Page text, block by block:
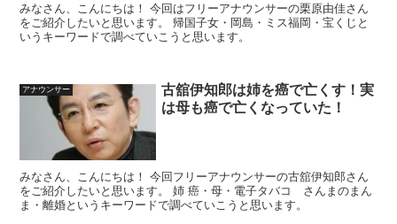
みなさん、こんにちは！ 今回はフリーアナウンサーの栗原由佳さん
をご紹介したいと思います。 帰国子女・岡島・ミス福岡・宝くじと
いうキーワードで調べていこうと思います。
アナウンサー
古舘伊知郎は姉を癌で亡くす！実
は母も癌で亡くなっていた！
みなさん、こんにちは！ 今回フリーアナウンサーの古舘伊知郎さん
をご紹介したいと思います。 姉 癌・母・電子タバコ さんまのまん
ま・離婚というキーワードで調べていこうと思います。